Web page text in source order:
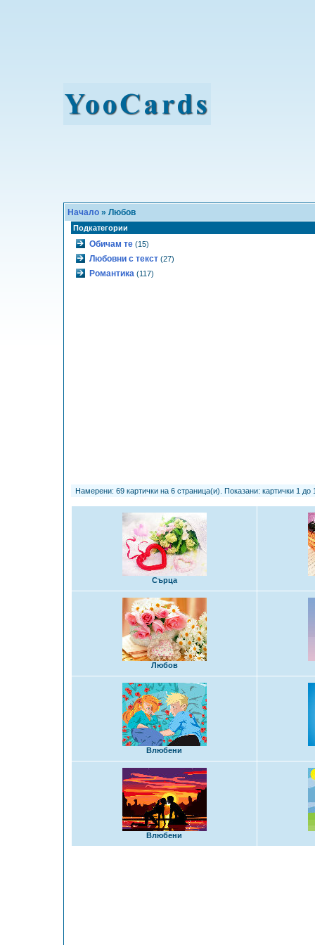
Начало » Любов
Подкатегории
Обичам те (15)
Любовни с текст (27)
Романтика (117)
Намерени: 69 картички на 6 страница(и). Показани: картички 1 до
Сърца
Любов
Влюбени
Влюбени